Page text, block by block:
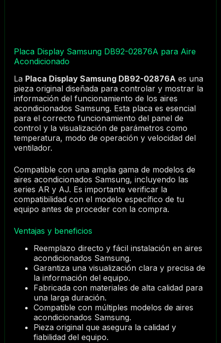
Placa Display Samsung DB92-02876A para Aire
Acondicionado
La Placa Display Samsung DB92-02876Aes una
pieza original diseñada para controlar y mostrar la
información del funcionamiento de los aires
acondicionados Samsung. Esta placa es esencial
para el correcto funcionamiento del panel de
control y la visualización de parámetros como
temperatura, modo de operación y velocidad del
ventilador.
Compatible con una amplia gama de modelos de
aires acondicionados Samsung, incluyendo las
series AR y AJ. Es importante verificar la
compatibilidad con el modelo específico de tu
equipo antes de proceder con la compra.
Ventajas y beneficios
Reemplazo directo y fácil instalación en aires
acondicionados Samsung.
Garantiza una visualización clara y precisa de
la información del equipo.
Fabricada con materiales de alta calidad para
una larga duración.
Compatible con múltiples modelos de aires
acondicionados Samsung.
Pieza original que asegura la calidad y
fiabilidad del equipo.